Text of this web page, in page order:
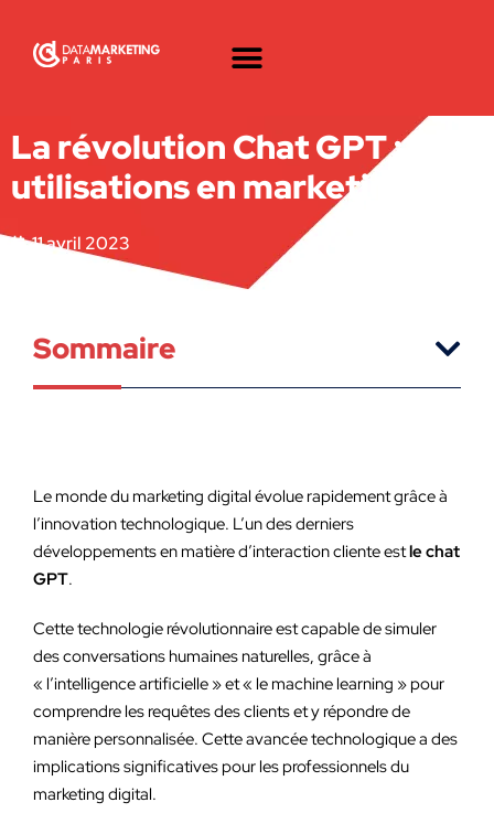
La révolution Chat GPT : les
utilisations en marketing
11 avril 2023
Sommaire
Le monde du marketing digital évolue rapidement grâce à
l’innovation technologique. L’un des derniers
développements en matière d’interaction cliente estle chat
GPT.
Cette technologie révolutionnaire est capable de simuler
des conversations humaines naturelles, grâce à
« l’intelligence artificielle » et « le machine learning » pour
comprendre les requêtes des clients et y répondre de
manière personnalisée. Cette avancée technologique a des
implications significatives pour les professionnels du
marketing digital.